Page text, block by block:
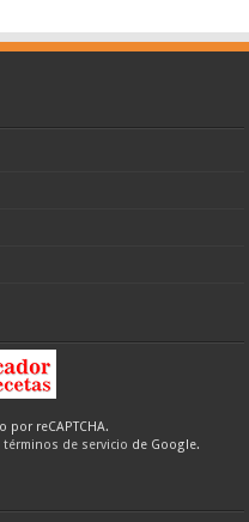
reCAPTCHA.
términos de servicio de Google.